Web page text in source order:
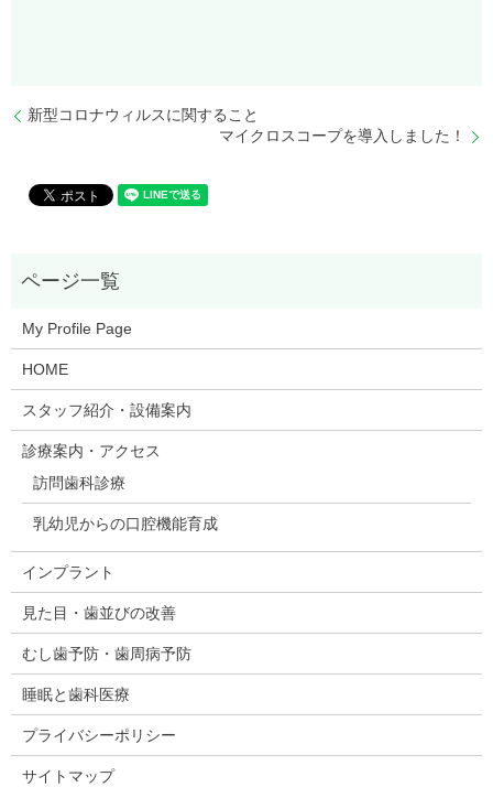
新型コロナウィルスに関すること
マイクロスコープを導入しました！
My Profile Page
HOME
スタッフ紹介・設備案内
診療案内・アクセス
訪問歯科診療
乳幼児からの口腔機能育成
インプラント
見た目・歯並びの改善
むし歯予防・歯周病予防
睡眠と歯科医療
プライバシーポリシー
サイトマップ